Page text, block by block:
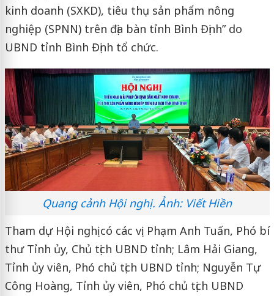
kinh doanh (SXKD), tiêu thụ sản phẩm nông
nghiệp (SPNN) trên địa bàn tỉnh Bình Định” do
UBND tỉnh Bình Định tổ chức.
Quang cảnh Hội nghị. Ảnh: Viết Hiền
Tham dự Hội nghị có các vị: Phạm Anh Tuấn, Phó bí
thư Tỉnh ủy, Chủ tịch UBND tỉnh; Lâm Hải Giang,
Tỉnh ủy viên, Phó chủ tịch UBND tỉnh; Nguyễn Tự
Công Hoàng, Tỉnh ủy viên, Phó chủ tịch UBND